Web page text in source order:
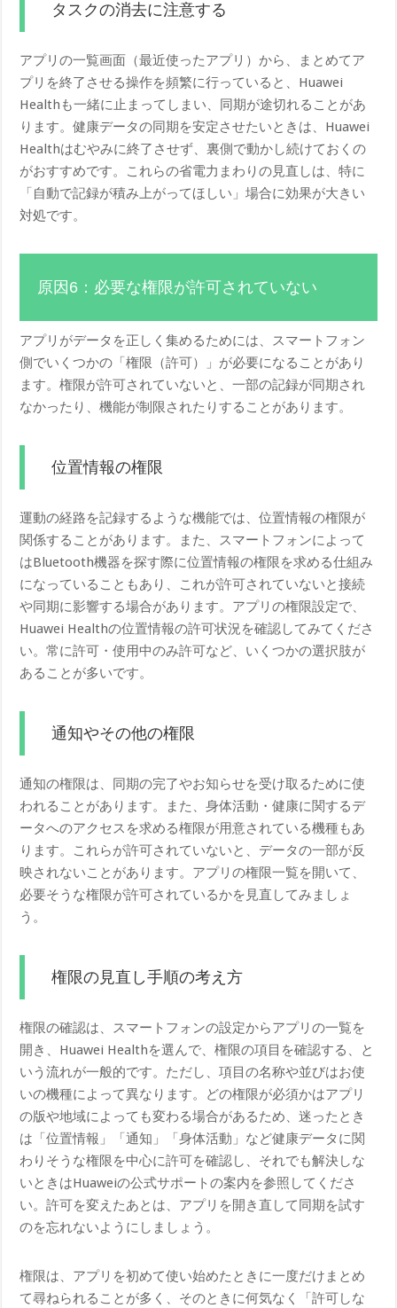
タスクの消去に注意する
アプリの一覧画面（最近使ったアプリ）から、まとめてア
プリを終了させる操作を頻繁に行っていると、Huawei
Healthも一緒に止まってしまい、同期が途切れることがあ
ります。健康データの同期を安定させたいときは、Huawei
Healthはむやみに終了させず、裏側で動かし続けておくの
がおすすめです。これらの省電力まわりの見直しは、特に
「自動で記録が積み上がってほしい」場合に効果が大きい
対処です。
原因6：必要な権限が許可されていない
アプリがデータを正しく集めるためには、スマートフォン
側でいくつかの「権限（許可）」が必要になることがあり
ます。権限が許可されていないと、一部の記録が同期され
なかったり、機能が制限されたりすることがあります。
位置情報の権限
運動の経路を記録するような機能では、位置情報の権限が
関係することがあります。また、スマートフォンによって
はBluetooth機器を探す際に位置情報の権限を求める仕組み
になっていることもあり、これが許可されていないと接続
や同期に影響する場合があります。アプリの権限設定で、
Huawei Healthの位置情報の許可状況を確認してみてくださ
い。常に許可・使用中のみ許可など、いくつかの選択肢が
あることが多いです。
通知やその他の権限
通知の権限は、同期の完了やお知らせを受け取るために使
われることがあります。また、身体活動・健康に関するデ
ータへのアクセスを求める権限が用意されている機種もあ
ります。これらが許可されていないと、データの一部が反
映されないことがあります。アプリの権限一覧を開いて、
必要そうな権限が許可されているかを見直してみましょ
う。
権限の見直し手順の考え方
権限の確認は、スマートフォンの設定からアプリの一覧を
開き、Huawei Healthを選んで、権限の項目を確認する、と
いう流れが一般的です。ただし、項目の名称や並びはお使
いの機種によって異なります。どの権限が必須かはアプリ
の版や地域によっても変わる場合があるため、迷ったとき
は「位置情報」「通知」「身体活動」など健康データに関
わりそうな権限を中心に許可を確認し、それでも解決しな
いときはHuaweiの公式サポートの案内を参照してくださ
い。許可を変えたあとは、アプリを開き直して同期を試す
のを忘れないようにしましょう。
権限は、アプリを初めて使い始めたときに一度だけまとめ
て尋ねられることが多く、そのときに何気なく「許可しな